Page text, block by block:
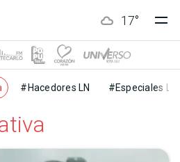
17°
#Hacedores LN #Especiales LN